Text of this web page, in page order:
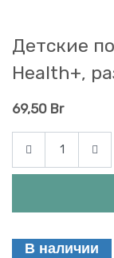
Детские
Health+,
69,50 Br
В наличии